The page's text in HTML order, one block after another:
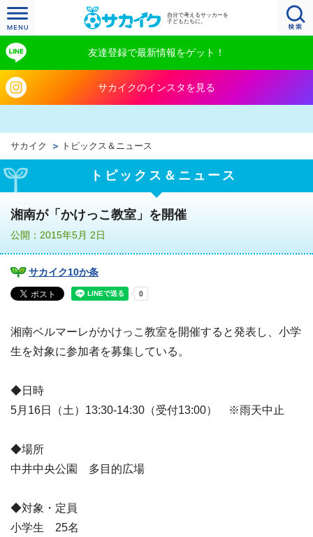
自分で考えるサッカーを
子どもたちに。
友達登録で最新情報をゲット！
サカイクのインスタを見る
サカイク トピックス＆ニュース
トピックス＆ニュース
湘南が「かけっこ教室」を開催
公開：2015年5月 2日
サカイク10か条
湘南ベルマーレがかけっこ教室を開催すると発表し、小学
生を対象に参加者を募集している。
◆日時
5月16日（土）13:30-14:30（受付13:00） ※雨天中止
◆場所
中井中央公園 多目的広場
◆対象・定員
小学生 25名